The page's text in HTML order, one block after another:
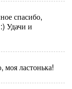
спасибо,
Удачи и
моя ластонька!